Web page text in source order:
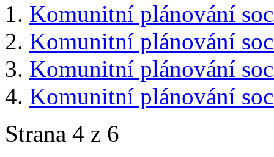
Komunitní plánování
Komunitní plánování
Komunitní plánování
Komunitní plánování
Strana 4 z 6